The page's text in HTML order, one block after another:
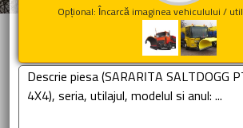
Opțional: Încarcă imaginea vehiculului /